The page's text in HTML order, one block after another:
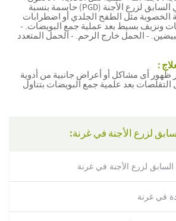
نتيجة التشخيص الوراثي السابق لزرع الأجنة (PGD) حاسمة بنسبة
الخصوبة مثل الطفح الجلدي أو اضطرابات
ونزيف بسيط بعد عملية جمع البويضات. -
- الحمل خارج الرحم. - الحمل المتعدد
:
أى مشاكل أو أعراض جانبية من أدوية
بعد علمية جمع البويضات بتناول
لزرع الأجنة في غرنة:
لزرع الأجنة في غرنة
في غرنة